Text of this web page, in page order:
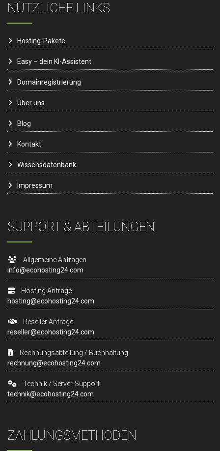
NÜTZLICHE LINKS
Hosting-Pakete
Easy – dein KI-Assistent
Domainregistrierung
Über uns
Blog
Kontakt
Wissensdatenbank
Impressum
SUPPORT & ABTEILUNGEN
Allgemeine Anfragen
info@ecohosting24.com
Hosting Anfrage
hosting@ecohosting24.com
Reseller Anfrage
reseller@ecohosting24.com
Rechnungsabteilung / Buchhaltung
rechnung@ecohosting24.com
Technik / Server-Support
technik@ecohosting24.com
ZAHLUNGSMETHODEN